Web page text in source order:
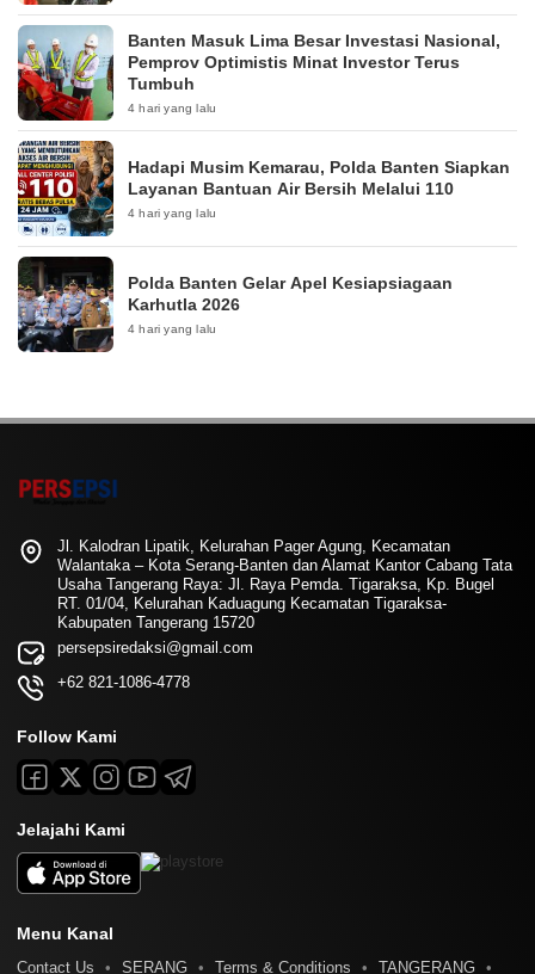
Banten Masuk Lima Besar Investasi Nasional,
Pemprov Optimistis Minat Investor Terus
Tumbuh
4 hari yang lalu
Hadapi Musim Kemarau, Polda Banten Siapkan
Layanan Bantuan Air Bersih Melalui 110
4 hari yang lalu
Polda Banten Gelar Apel Kesiapsiagaan
Karhutla 2026
4 hari yang lalu
Jl. Kalodran Lipatik, Kelurahan Pager Agung, Kecamatan
Walantaka – Kota Serang-Banten dan Alamat Kantor Cabang Tata
Usaha Tangerang Raya: Jl. Raya Pemda. Tigaraksa, Kp. Bugel
RT. 01/04, Kelurahan Kaduagung Kecamatan Tigaraksa-
Kabupaten Tangerang 15720
persepsiredaksi@gmail.com
+62 821-1086-4778
Follow Kami
Jelajahi Kami
Menu Kanal
Contact Us SERANG Terms & Conditions TANGERANG